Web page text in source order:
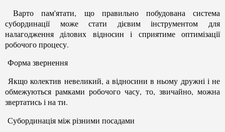
Варто пам'ятати, що правильно побудована система
субординації може стати дієвим інструментом для
налагодження ділових відносин і сприятиме оптимізації
робочого процесу.
Форма звернення
Якщо колектив невеликий, а відносини в ньому дружні і не
обмежуються рамками робочого часу, то, звичайно, можна
звертатись і на ти.
Субординація між різними посадами